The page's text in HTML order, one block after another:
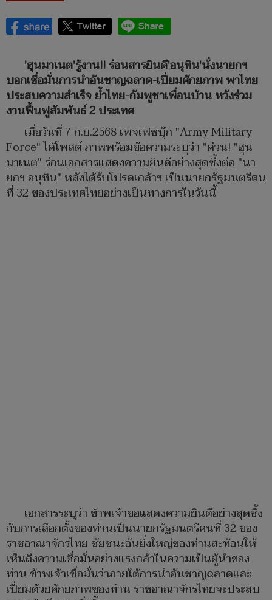
'ฮุนมาเนต'รู้งาน!! ร่อนสารยินดี'อนุทิน'นั่งนายกฯ
บอกเชื่อมั่นการนำอันชาญฉลาด-เปี่ยมศักยภาพ พาไทย
ประสบความสำเร็จ ย้ำไทย-กัมพูชาเพื่อนบ้าน หวังร่วม
งานฟื้นฟูสัมพันธ์ 2 ประเทศ
เมื่อวันที่ 7 ก.ย.2568 เพจเฟซบุ๊ก "Army Military
Force" ได้โพสต์ ภาพพร้อมข้อความระบุว่า "ด่วน! "ฮุน
มาเนต" ร่อนเอกสารแสดงความยินดีอย่างสุดซึ้งต่อ "นา
ยกฯ อนุทิน" หลังได้รับโปรดเกล้าฯ เป็นนายกรัฐมนตรีคน
ที่ 32 ของประเทศไทยอย่างเป็นทางการในวันนี้
เอกสารระบุว่า ข้าพเจ้าขอแสดงความยินดีอย่างสุดซึ้ง
กับการเลือกตั้งของท่านเป็นนายกรัฐมนตรีคนที่ 32 ของ
ราชอาณาจักรไทย ชัยชนะอันยิ่งใหญ่ของท่านสะท้อนให้
เห็นถึงความเชื่อมั่นอย่างแรงกล้าในความเป็นผู้นำของ
ท่าน ข้าพเจ้าเชื่อมั่นว่าภายใต้การนำอันชาญฉลาดและ
เปี่ยมด้วยศักยภาพของท่าน ราชอาณาจักรไทยจะประสบ